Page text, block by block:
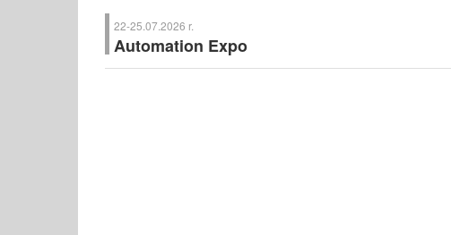
22-25.07.2026 r.
Automation Expo
Automation Expo– Międzynarodowe Targi Automatyki,